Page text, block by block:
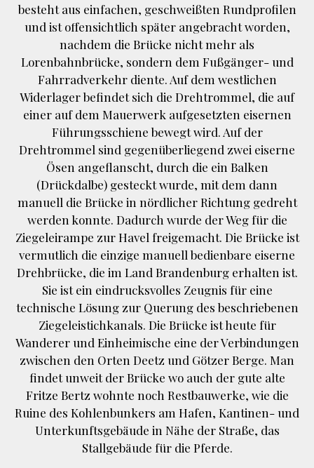
besteht aus einfachen, geschweißten Rundprofilen
und ist offensichtlich später angebracht worden,
nachdem die Brücke nicht mehr als
Lorenbahnbrücke, sondern dem Fußgänger- und
Fahrradverkehr diente. Auf dem westlichen
Widerlager befindet sich die Drehtrommel, die auf
einer auf dem Mauerwerk aufgesetzten eisernen
Führungsschiene bewegt wird. Auf der
Drehtrommel sind gegenüberliegend zwei eiserne
Ösen angeflanscht, durch die ein Balken
(Drückdalbe) gesteckt wurde, mit dem dann
manuell die Brücke in nördlicher Richtung gedreht
werden konnte. Dadurch wurde der Weg für die
Ziegeleirampe zur Havel freigemacht. Die Brücke ist
vermutlich die einzige manuell bedienbare eiserne
Drehbrücke, die im Land Brandenburg erhalten ist.
Sie ist ein eindrucksvolles Zeugnis für eine
technische Lösung zur Querung des beschriebenen
Ziegeleistichkanals. Die Brücke ist heute für
Wanderer und Einheimische eine der Verbindungen
zwischen den Orten Deetz und Götzer Berge. Man
findet unweit der Brücke wo auch der gute alte
Fritze Bertz wohnte noch Restbauwerke, wie die
Ruine des Kohlenbunkers am Hafen, Kantinen- und
Unterkunftsgebäude in Nähe der Straße, das
Stallgebäude für die Pferde.